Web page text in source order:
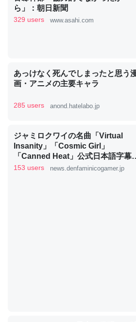
─ニュース :: 【研究発表】昆虫学の大問題＝
論文では「淡水はカルシウムも酸素
利だから両方が拮抗してるのでは」
いる鋏角類（カブトガニ・ウミグモ
ずキチンを強化してる筈だが、酵素
いのか」に関する新仮説
これを元に考えるとカルシウムを大
類は苦労してるんだな…。腹足類だ
─ニュース :: 【研究発表】昆虫学の大問題
ウチもEchoを実家に置いて４年。で
ら」：朝日新聞
329 users www.asahi.com
あっけなく死んでしまったと思う
画・アニメの主要キャラ
285 users anond.hatelabo.jp
ジャミロクワイの名曲「Virtual
Insanity」「Cosmic Girl」
「Canned Heat」公式日本語字幕
きMVがいきなり公開！「SUMMER
153 users news.denfaminicogamer.jp